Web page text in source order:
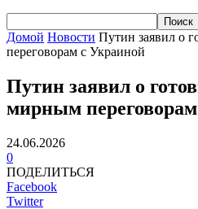
Домой Новости Путин заявил о
переговорам с Украиной
Путин заявил о
мирным
24.06.2026
0
ПОДЕЛИТЬСЯ
Facebook
Twitter